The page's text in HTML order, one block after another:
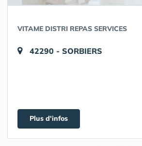
VITAME DISTRI REPAS SERVICES
42290 - SORBIERS
Plus d'infos